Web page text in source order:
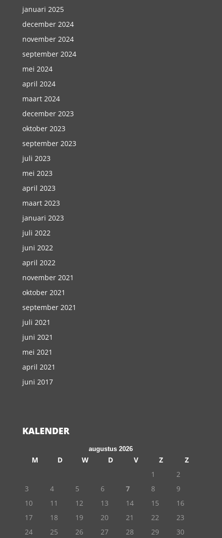
januari 2025
december 2024
november 2024
september 2024
mei 2024
april 2024
maart 2024
december 2023
oktober 2023
september 2023
juli 2023
mei 2023
april 2023
maart 2023
januari 2023
juli 2022
juni 2022
april 2022
november 2021
oktober 2021
september 2021
juli 2021
juni 2021
mei 2021
april 2021
juni 2017
KALENDER
augustus 2026
M D W D V Z
Z
1
2
3
4 5 6 7 8
9
10
11 12 13 14 15
16
17
18 19 20 21 22
23
24
25 26 27 28 29 30